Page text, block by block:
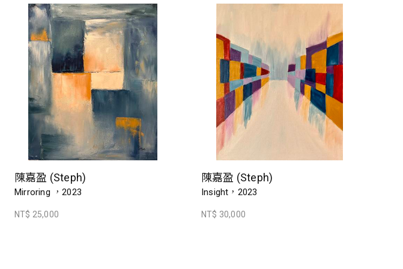
陳嘉盈 (Steph)
Mirroring ，2023
NT$ 25,000
陳嘉盈 (Steph)
Insight，2023
NT$ 30,000